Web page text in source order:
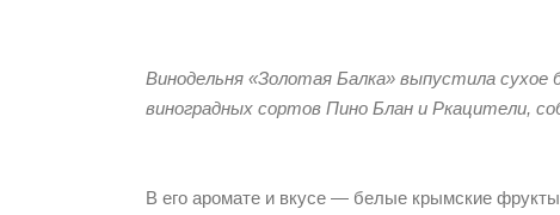
Винодельня «Золотая Балка» выпустила сухое
виноградных сортов Пино Блан и Ркацители,
В его аромате и вкусе — белые крымские